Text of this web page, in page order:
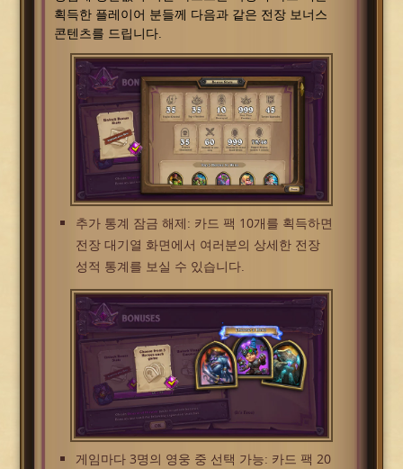
획득한 플레이어 분들께 다음과 같은 전장 보너스
콘텐츠를 드립니다.
추가 통계 잠금 해제: 카드 팩 10개를 획득하면
전장 대기열 화면에서 여러분의 상세한 전장
성적 통계를 보실 수 있습니다.
게임마다 3명의 영웅 중 선택 가능: 카드 팩 20